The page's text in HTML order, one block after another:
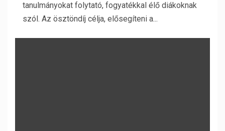
tanulmányokat folytató, fogyatékkal élő diákoknak
szól. Az ösztöndíj célja, elősegíteni a...